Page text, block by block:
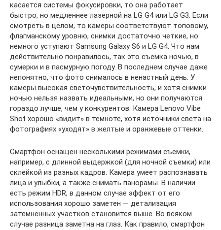
касается системы фокусировки, то она работает
быстро, но медленнее лазерной на LG G4 или LG G3. Если
смотреть в целом, то камеры соответствуют топовому,
флагманскому уровню, снимки достаточно четкие, но
немного уступают Samsung Galaxy S6 и LG G4. Что нам
действительно понравилось, так это съемка ночью, в
сумерки и в пасмурную погоду. В последнем случае даже
непонятно, что фото снималось в ненастный день. У
камеры высокая светочувствительность, и хотя снимки
ночью нельзя назвать идеальными, но они получаются
гораздо лучше, чем у конкурентов. Камера Lenovo Vibe
Shot хорошо «видит» в темноте, хотя источники света на
фотографиях «уходят» в желтые и оранжевые оттенки.
Смартфон оснащен несколькими режимами съемки,
например, с длинной выдержкой (для ночной съемки) или
склейкой из разных кадров. Камера умеет распознавать
лица и улыбки, а также снимать панорамы. В наличии
есть режим HDR, в данном случае эффект от его
использования хорошо заметен — детализация
затемненных участков становится выше. Во всяком
случае разница заметна на глаз. Как правило, смартфон